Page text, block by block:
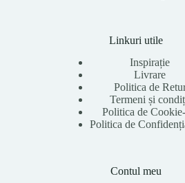
Linkuri utile
Inspirație
Livrare
Politica de
Termeni și
Politica de
Politica de
Contul meu